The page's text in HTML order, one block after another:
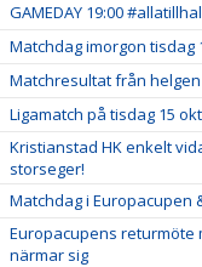
GAMEDAY 19:00
Matchdag imorgon tisdag
Matchresultat från
Ligamatch på tisdag 15
Kristianstad HK enkelt
storseger!
Matchdag i Europacupen
Europacupens returmöte
närmar sig